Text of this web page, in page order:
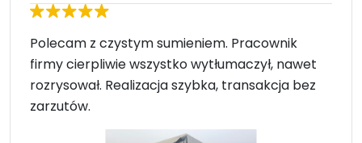
Polecam z czystym sumieniem. Pracownik
firmy cierpliwie wszystko wytłumaczył, nawet
rozrysował. Realizacja szybka, transakcja bez
zarzutów.